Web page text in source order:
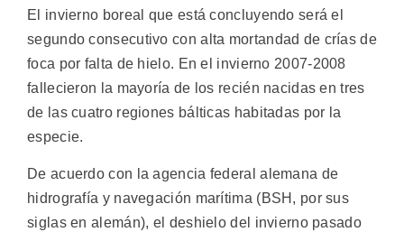
El invierno boreal que está concluyendo será el
segundo consecutivo con alta mortandad de crías de
foca por falta de hielo. En el invierno 2007-2008
fallecieron la mayoría de los recién nacidas en tres
de las cuatro regiones bálticas habitadas por la
especie.
De acuerdo con la agencia federal alemana de
hidrografía y navegación marítima (BSH, por sus
siglas en alemán), el deshielo del invierno pasado